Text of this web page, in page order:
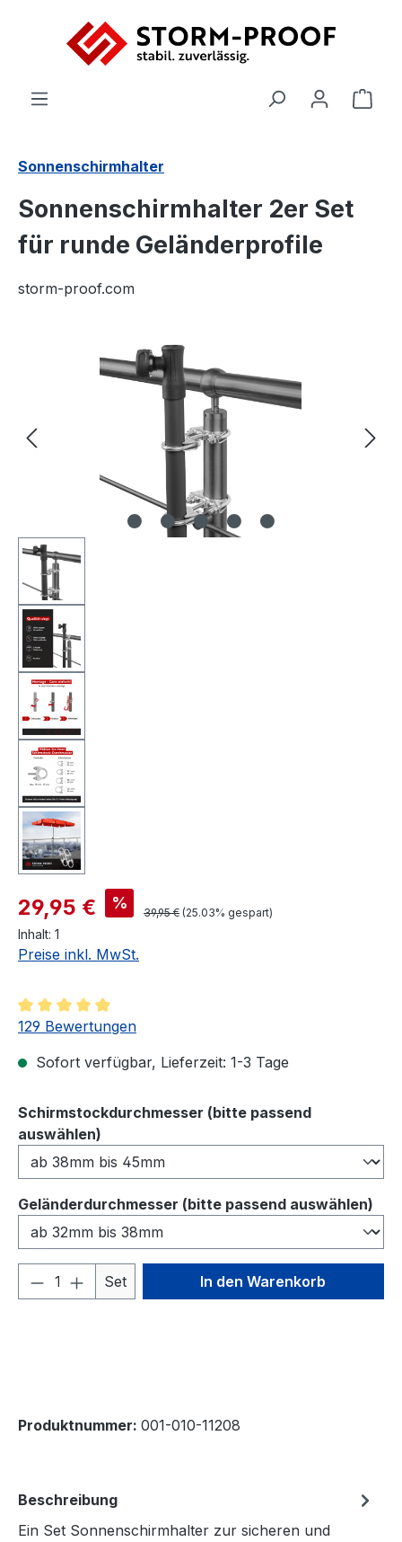
Zum Hauptinhalt springen
Sonnenschirmhalter
Sonnenschirmhalter 2er Set
für runde Geländerprofile
storm-proof.com
Bildergalerie überspringen
29,95 € %
39,95 € (25.03% gespart)
Inhalt: 1
Preise inkl. MwSt.
Durchschnittliche Bewertung von 4.94 von 5 Sternen
129 Bewertungen
Sofort verfügbar, Lieferzeit: 1-3 Tage
Schirmstockdurchmesser (bitte passend
auswählen)
Geländerdurchmesser (bitte passend auswählen)
Produkt Anzahl: Gib den
Set In den Warenkorb
Produktnummer: 001-010-11208
Beschreibung
Ein Set Sonnenschirmhalter zur sicheren und